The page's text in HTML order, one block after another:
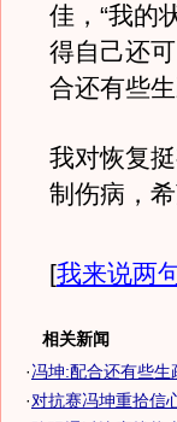
佳，“我的
得自己还
合还有些
我对恢复
制伤病，
[我来说两
相关新闻
·冯坤:配合还有些
·对抗赛冯坤重拾信